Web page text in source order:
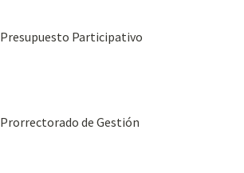
Presupuesto Participativo
Prorrectorado de Gestión